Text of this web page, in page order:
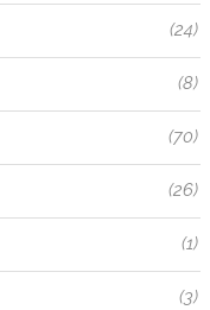
(24)
(8)
(70)
(26)
(1)
(3)